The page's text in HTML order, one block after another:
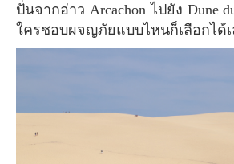
ปั่นจากอ่าว Arcachon ไปยัง Dune
ใครชอบผจญภัยแบบไหนก็เลือกได้เ